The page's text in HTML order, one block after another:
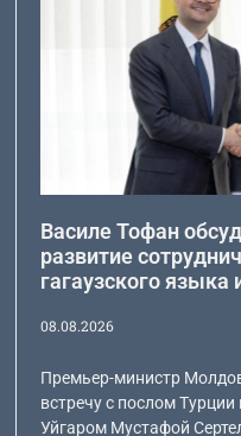
Василе Тофан
развитие
гагаузского языка
08.08.2026
Премьер-министр
встречу с послом
Уйгаром Мустафой